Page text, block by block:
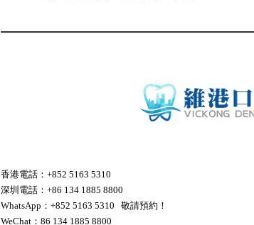
香港電話：+852 5163 5310
深圳電話：+86 134 1885 8800
WhatsApp：+852 5163 5310 敬請預約！
WeChat：86 134 1885 8800